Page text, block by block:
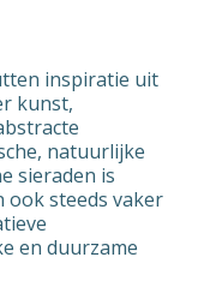
inspiratie uit
kunst,
natuurlijke
sieraden is
ook steeds vaker
en duurzame